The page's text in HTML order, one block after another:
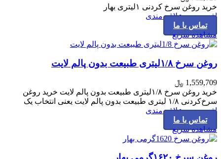
خرید روغن سرخ کردنی ۱لیتری بهار
افزودن به علاقه مندی
تماس با ما
مشاهده سریع
روغن سرخ ۱/۸لیتری طبیعت بدون پالم لایت
1,559,709 ﷼
خرید روغن سرخ ۱/۸لیتری طبیعت بدون پالم لایت خرید روغن
سرخ‌کردنی ۱/۸ لیتری طبیعت بدون پالم لایت یعنی انتخاب یک
افزودن به علاقه مندی
تماس با ما
مشاهده سریع